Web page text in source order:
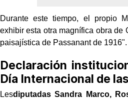
Durante este tiempo, el propio
exhibir esta otra magnífica obra de
paisajística de Passanant de 1916".
Declaración
Día Internacional de
Lesdiputadas Sandra Marco,